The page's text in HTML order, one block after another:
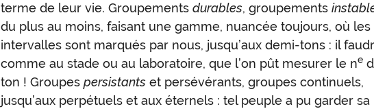
terme de leur vie. Groupementsdurables, groupements
du plus au moins, faisant une gamme, nuancée toujours, où les
intervalles sont marqués par nous, jusqu’aux demi-tons : il
comme au stade ou au laboratoire, que l’on pût mesurer le ne
ton ! Groupespersistants et persévérants, groupes continuels,
jusqu’aux perpétuels et aux éternels : tel peuple a pu garder sa